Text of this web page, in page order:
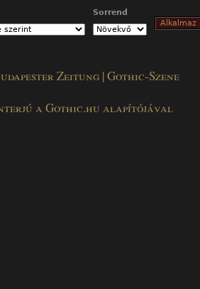
to navigationSorrend
Zeitung | Gothic-Szene
a Gothic.hu alapítójával